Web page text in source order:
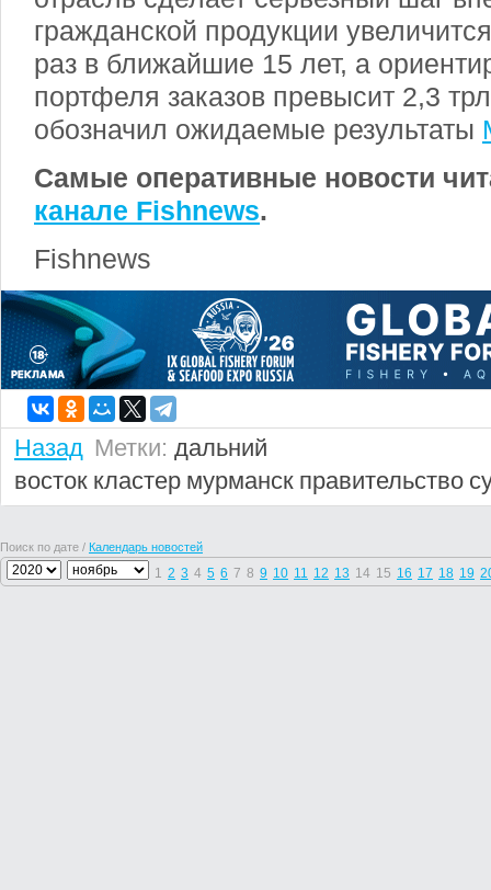
гражданской продукции
раз в ближайшие 15 лет, а
портфеля заказов превысит 2,3
обозначил ожидаемые результаты
Самые оперативные новости
канале Fishnews.
Fishnews
Назад Метки: дальний
восток кластер мурманск правительство
Поиск по дате / Календарь новостей
1 2 3 4 5 6 7 8 9 10 11 12 13 14 15 16 17 18 19